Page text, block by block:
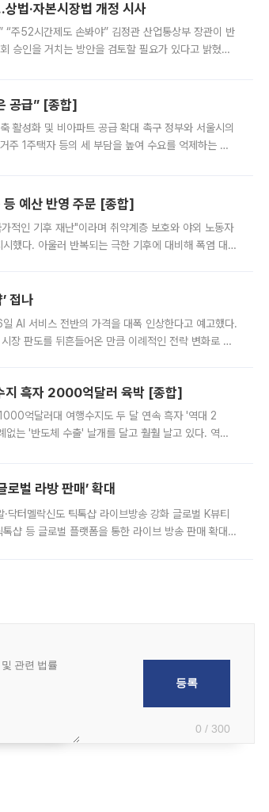
법·자본시장법 개정 시사
주52시간제도 손봐야” 김정관 산업통상부 장관이 반
승인을 거치는 방안을 검토할 필요가 있다고 밝혔다.
공급” [종합]
활성화 및 비아파트 공급 확대 촉구 정부와 서울시의
주 1주택자 등의 세 부담을 높여 수요를 억제하는 카
예산 반영 주문 [종합]
적인 기후 재난"이라며 취약계층 보호와 야외 노동자
했다. 아울러 반복되는 극한 기후에 대비해 폭염 대응
접나
AI 서비스 전반의 가격을 대폭 인상한다고 예고했다.
장 판도를 뒤흔들어온 만큼 이례적인 전략 변화로 평
지 흑자 2000억달러 육박 [종합]
억달러대 여행수지도 두 달 연속 흑자 '역대 2
는 '반도체 수출' 날개를 달고 훨훨 날고 있다. 역대
벌 라방 판매’ 확대
터멜락신도 틱톡샵 라이브방송 강화 글로벌 K뷰티
샵 등 글로벌 플랫폼을 통한 라이브 방송 판매 확대에
0 / 300